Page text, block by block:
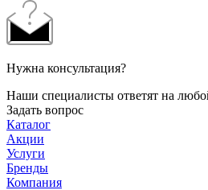
Нужна консультация?
Наши специалисты ответят на
Задать вопрос
Каталог
Акции
Услуги
Бренды
Компания